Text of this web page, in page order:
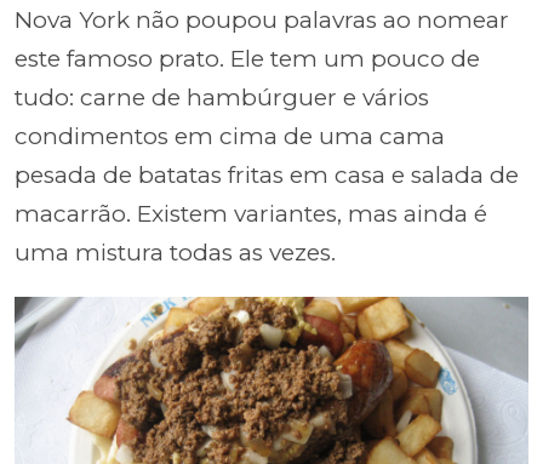
Nova York não poupou palavras ao nomear
este famoso prato. Ele tem um pouco de
tudo: carne de hambúrguer e vários
condimentos em cima de uma cama
pesada de batatas fritas em casa e salada de
macarrão. Existem variantes, mas ainda é
uma mistura todas as vezes.